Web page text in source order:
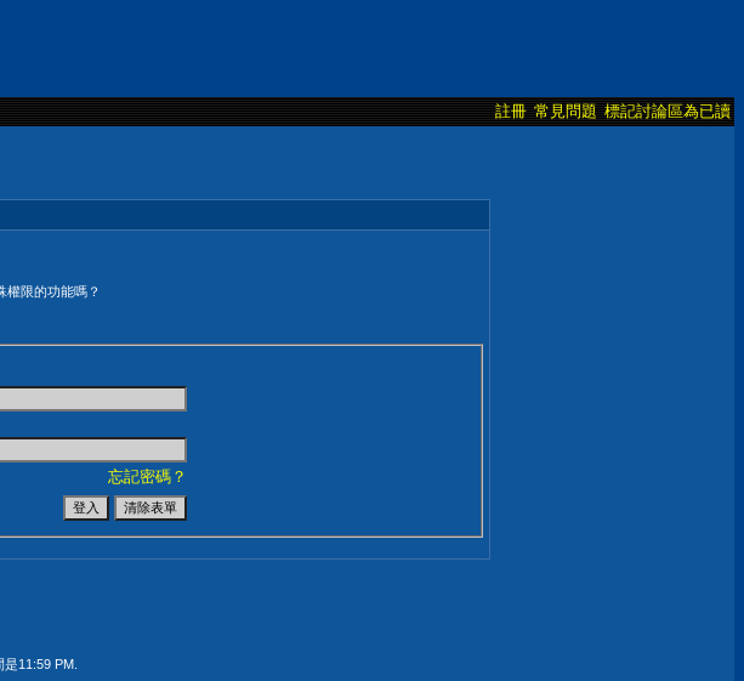
註冊 常見問題 標記討論區為已讀
權限的功能嗎？
忘記密碼？
是11:59 PM